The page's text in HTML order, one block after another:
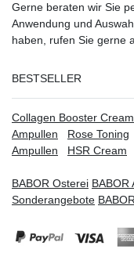
Gerne beraten wir Sie
Anwendung und
haben, rufen Sie gerne
BESTSELLER
Collagen Booster Cream
Ampullen
Rose Toning
Ampullen
HSR Cream
BABOR Osterei BABOR
Sonderangebote